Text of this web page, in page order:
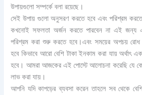
উপায়গুলো সম্পর্কে বলা রয়েছে।
সেই উপায় গুলো অনুসরণ করতে হবে এবং পরিশ্রম
কখনোই সফলতা অর্জন করতে পারবেন না এই জন্য
পরিশ্রম করা শুরু করতে হবে।এবং সময়ের অপচয়
হবে কিভাবে আরো বেশি টাকা ইনকাম করা যায় অর্থাৎ
হবে। আমরা আজকের এই পোস্টে আলোচনা করেছি যে
লাভ করা যায়।
আপনি যদি কাপড়ের ব্যবসা করেন তাহলে সব থেকে